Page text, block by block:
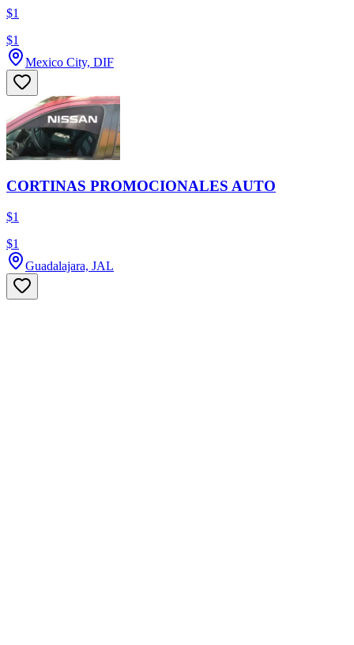
$1
$1
Mexico City, DIF
CORTINAS PROMOCIONALES AUTO
$1
$1
Guadalajara, JAL